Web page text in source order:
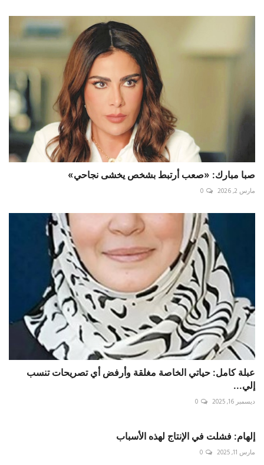
صبا مبارك: «صعب أرتبط بشخص يخشى نجاحي»
مارس 2, 2026 0
عبلة كامل: حياتي الخاصة مغلقة وأرفض أي تصريحات تنسب
إلي...
ديسمبر 16, 2025 0
إلهام: فشلت في الإنتاج لهذه الأسباب
مارس 11, 2025 0